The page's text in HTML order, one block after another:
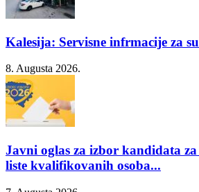
Kalesija: Servisne infrmacije za
8. Augusta 2026.
Javni oglas za izbor kandidata
liste kvalifikovanih osoba...